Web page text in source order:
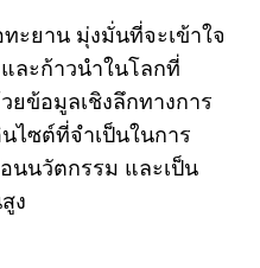
ะยาน มุ่งมั่นที่จะเข้าใจ
ละก้าวนำในโลกที่
ยข้อมูลเชิงลึกทางการ
ไซต์ที่จำเป็นในการ
นนวัตกรรม และเป็น
ง